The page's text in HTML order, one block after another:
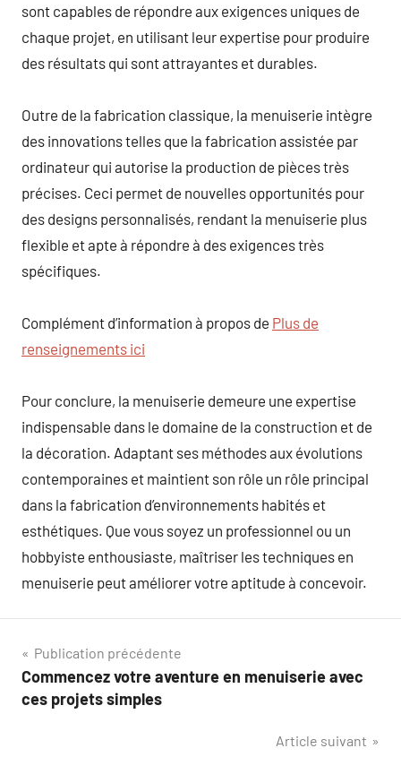
sont capables de répondre aux exigences uniques de
chaque projet, en utilisant leur expertise pour produire
des résultats qui sont attrayantes et durables.
Outre de la fabrication classique, la menuiserie intègre
des innovations telles que la fabrication assistée par
ordinateur qui autorise la production de pièces très
précises. Ceci permet de nouvelles opportunités pour
des designs personnalisés, rendant la menuiserie plus
flexible et apte à répondre à des exigences très
spécifiques.
Complément d’information à propos de Plus de
renseignements ici
Pour conclure, la menuiserie demeure une expertise
indispensable dans le domaine de la construction et de
la décoration. Adaptant ses méthodes aux évolutions
contemporaines et maintient son rôle un rôle principal
dans la fabrication d’environnements habités et
esthétiques. Que vous soyez un professionnel ou un
hobbyiste enthousiaste, maîtriser les techniques en
menuiserie peut améliorer votre aptitude à concevoir.
Navigation
de
Publication précédente
Commencez votre aventure en menuiserie avec
ces projets simples
Article suivant